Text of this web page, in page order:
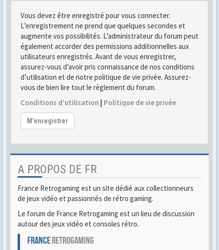
Vous devez être enregistré pour vous connecter.
L’enregistrement ne prend que quelques secondes et
augmente vos possibilités. L’administrateur du forum peut
également accorder des permissions additionnelles aux
utilisateurs enregistrés. Avant de vous enregistrer,
assurez-vous d’avoir pris connaissance de nos conditions
d’utilisation et de notre politique de vie privée. Assurez-
vous de bien lire tout le règlement du forum.
Conditions d’utilisation | Politique de vie privée
M’enregistrer
A PROPOS DE FR
France Retrogaming est un site dédié aux collectionneurs
de jeux vidéo et passionnés de rétro gaming.
Le forum de France Retrogaming est un lieu de discussion
autour des jeux vidéo et consoles rétro.
FRANCERETROGAMING